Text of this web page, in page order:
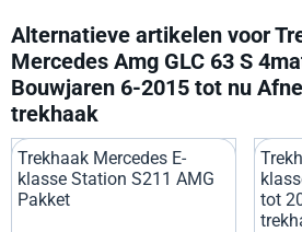
Alternatieve artikelen voor
Mercedes Amg GLC 63 S
Bouwjaren 6-2015 tot nu
trekhaak
Trekhaak Mercedes E-
klasse Station S211 AMG
Pakket
tot